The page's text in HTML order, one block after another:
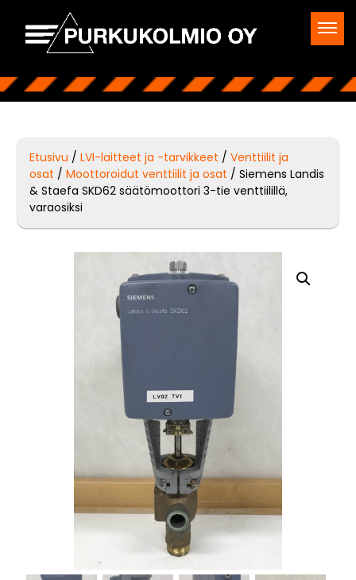
Etusivu /LVI-laitteet ja -tarvikkeet /Venttiilit ja
osat /Moottoroidut venttiilit ja osat / Siemens Landis
& Staefa SKD62 säätömoottori 3-tie venttiilillä,
varaosiksi